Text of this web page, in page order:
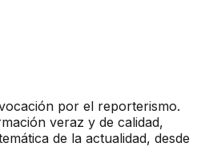
por el reporterismo.
veraz y de calidad,
de la actualidad, desde